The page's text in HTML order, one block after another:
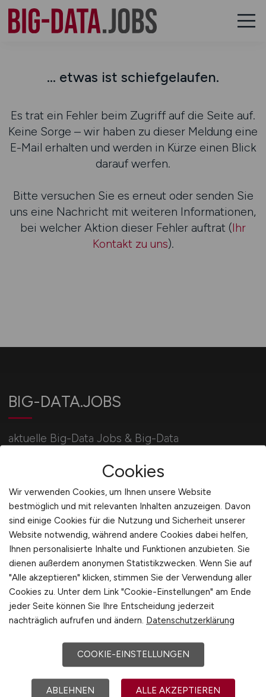
... etwas ist schiefgelaufen.
Es trat ein Fehler beim Zugriff auf die Seite auf.
Keine Sorge – wir haben zu dieser Meldung eine
E-Mail erhalten und werden in Kürze einen Blick
darauf werfen.
Bitte versuchen Sie es erneut oder senden Sie
uns eine Nachricht mit weiteren Informationen,
bei welcher Aktion dieser Fehler auftrat (Ihr
Kontakt zu uns).
BIG-DATA.JOBS
aktuelle Big-Data Jobs & Big-Data
Für Arbeitnehmer
Für Arbeitgeber
Stellenanzeigen schalten
Mediadaten & Konditionen
Arbeitgeber Seite
Arbeitgeber Kontakt
Cookies
Wir verwenden Cookies, um Ihnen unsere Website
bestmöglich und mit relevanten Inhalten anzuzeigen. Davon
sind einige Cookies für die Nutzung und Sicherheit unserer
Website notwendig, während andere Cookies dabei helfen,
Ihnen personalisierte Inhalte und Funktionen anzubieten. Sie
dienen außerdem anonymen Statistikzwecken. Wenn Sie auf
"Alle akzeptieren" klicken, stimmen Sie der Verwendung aller
Cookies zu. Unter dem Link "Cookie-Einstellungen" am Ende
jeder Seite können Sie Ihre Entscheidung jederzeit
nachträglich aufrufen und ändern. Datenschutzerklärung
COOKIE-EINSTELLUNGEN
ABLEHNEN ALLE AKZEPTIEREN